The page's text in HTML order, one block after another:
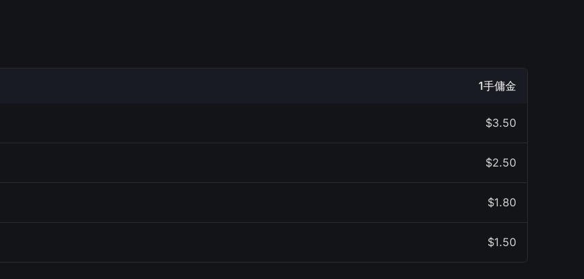
1手傭金
$3.50
$2.50
$1.80
$1.50